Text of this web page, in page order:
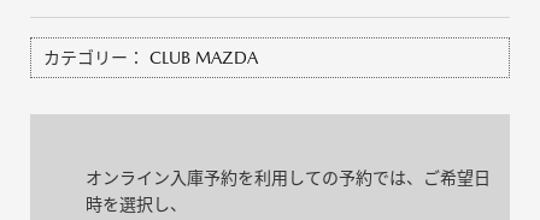
カテゴリー： CLUB MAZDA
オンライン入庫予約を利用しての予約では、ご希望日
時を選択し、